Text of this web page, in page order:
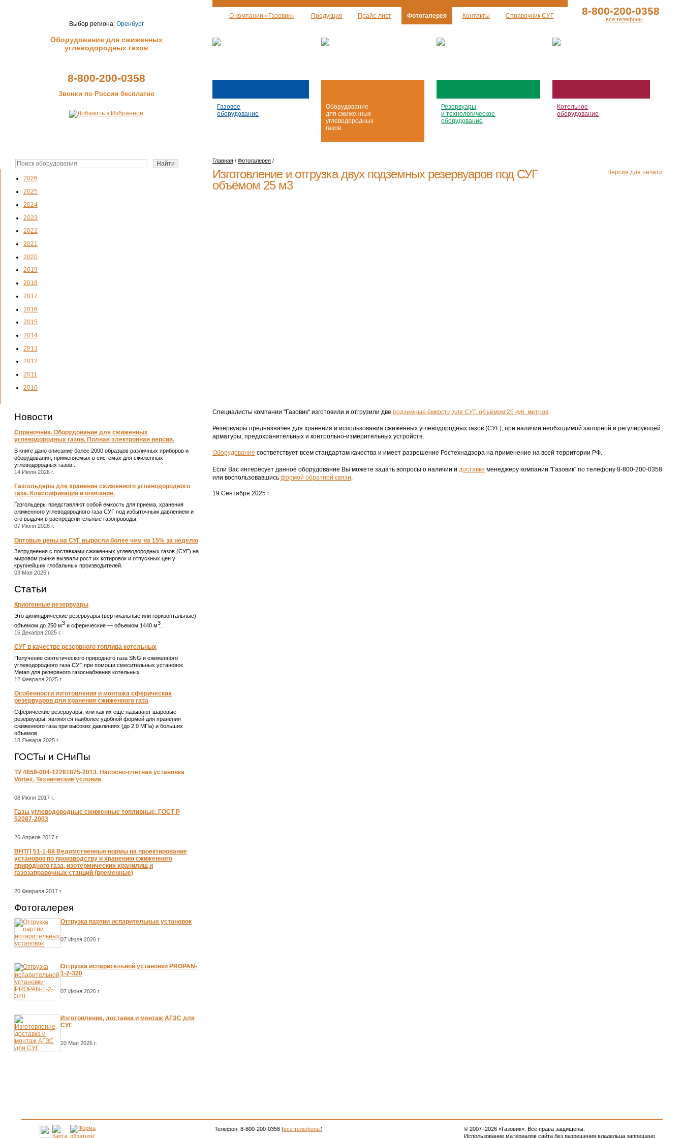
Выбор региона: Оренбург
Оборудование для сжиженных
углеводородных газов
8-800-200-0358
Звонки по России бесплатно
О компании «Газовик» Продукция Прайс-лист Фотогалерея Контакты Справочник СУГ 8-800-200-0358
все телефоны
Газовое
оборудование
Оборудование
для сжиженных
углеводородных
газов
Резервуары
и технологическое
оборудование
Котельное
оборудование
2026
2025
2024
2023
2022
2021
2020
2019
2018
2017
2016
2015
2014
2013
2012
2011
2010
Новости
Справочник. Оборудование для сжиженных
углеводородных газов. Полная электронная версия.
В книге дано описание более 2000 образцов различных приборов и
оборудования, применяемых в системах для сжиженных
углеводородных газов...
14 Июля 2026 г.
Газгольдеры для хранения сжиженного углеводородного
газа. Классификация и описание.
Газгольдеры представляют собой емкость для приема, хранения
сжиженного углеводородного газа СУГ под избыточным давлением и
его выдачи в распределительные газопроводы.
07 Июня 2026 г.
Оптовые цены на СУГ выросли более чем на 15% за неделю
Затруднения с поставками сжиженных углеводородных газов (СУГ) на
мировом рынке вызвали рост их котировок и отпускных цен у
крупнейших глобальных производителей.
03 Мая 2026 г.
Статьи
Криогенные резервуары
Это цилиндрические резервуары (вертикальные или горизонтальные)
объемом до 250 м3 и сферические ― объемом 1440 м3
15 Декабря 2025 г.
СУГ в качестве резервного топлива котельных
Получение синтетического природного газа SNG и сжиженного
углеводородного газа СУГ при помощи смесительных установок
Metan для резервного газоснабжения котельных
12 Февраля 2025 г.
Особенности изготовления и монтажа сферических
резервуаров для хранения сжиженного газа
Сферические резервуары, или как их еще называют шаровые
резервуары, являются наиболее удобной формой для хранения
сжиженного газа при высоких давлениях (до 2,0 МПа) и больших
объемов
18 Января 2025 г.
ГОСТы и СНиПы
ТУ 4859-004-12261875-2013. Насосно-счетная установка
Vortex. Технические условия
08 Июня 2017 г.
Газы углеводородные сжиженные топливные. ГОСТ Р
52087-2003
26 Апреля 2017 г.
ВНТП 51-1-88 Ведомственные нормы на проектирование
установок по производству и хранению сжиженного
природного газа, изотермических хранилищ и
газозаправочных станций (временные)
20 Февраля 2017 г.
Фотогалерея
Отгрузка партии испарительных установок
07 Июля 2026 г.
Отгрузка испарительной установки PROPAN-
1-2-320
07 Июня 2026 г.
Изготовление, доставка и монтаж АГЗС для
СУГ
20 Мая 2026 г.
Главная / Фотогалерея /
Версия для печати
Изготовление и отгрузка двух подземных резервуаров под СУГ
объёмом 25 м3
Специалисты компании "Газовик" изготовили и отгрузили две подземные ёмкости для СУГ, объёмом 25 куб. метров.
Резервуары предназначен для хранения и использования сжиженных углеводородных газов (СУГ), при наличии необходимой запорной и регулирующей
арматуры, предохранительных и контрольно-измерительных устройств.
Оборудование соответствует всем стандартам качества и имеет разрешение Ростехнадзора на применение на всей территории РФ.
Если Вас интересует данное оборудование Вы можете задать вопросы о наличии и доставке менеджеру компании "Газовик" по телефону 8-800-200-0358
или воспользовавшись формой обратной связи
19 Сентября 2025 г.
Телефон: 8-800-200-0358 (все телефоны)
© 2007–2026 «Газовик». Все права защищены.
Использование материалов сайта без разрешения владельца запрещено